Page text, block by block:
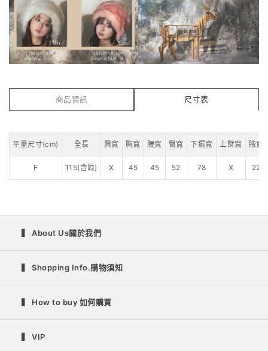
商品資訊 尺寸表
平量尺寸(cm) 全長 肩寬 胸寬 腰寬 臀寬 下擺寬 上臂寬 腋寬
F 115(含肩) X 45 45 52 78 X 22
▍ About Us關於我們
▍ Shopping Info.購物須知
▍ How to buy 如何購買
▍ VIP